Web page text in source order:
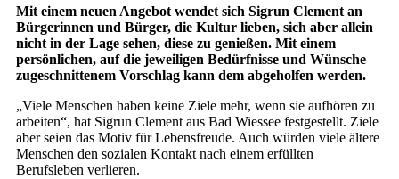
Mit einem neuen Angebot wendet sich Sigrun Clement an
Bürgerinnen und Bürger, die Kultur lieben, sich aber allein
nicht in der Lage sehen, diese zu genießen. Mit einem
persönlichen, auf die jeweiligen Bedürfnisse und Wünsche
zugeschnittenem Vorschlag kann dem abgeholfen werden.
„Viele Menschen haben keine Ziele mehr, wenn sie aufhören zu
arbeiten“, hat Sigrun Clement aus Bad Wiessee festgestellt. Ziele
aber seien das Motiv für Lebensfreude. Auch würden viele ältere
Menschen den sozialen Kontakt nach einem erfüllten
Berufsleben verlieren.